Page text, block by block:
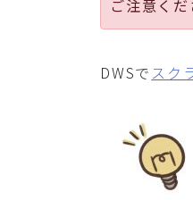
ご注意くだ
DWSで スク